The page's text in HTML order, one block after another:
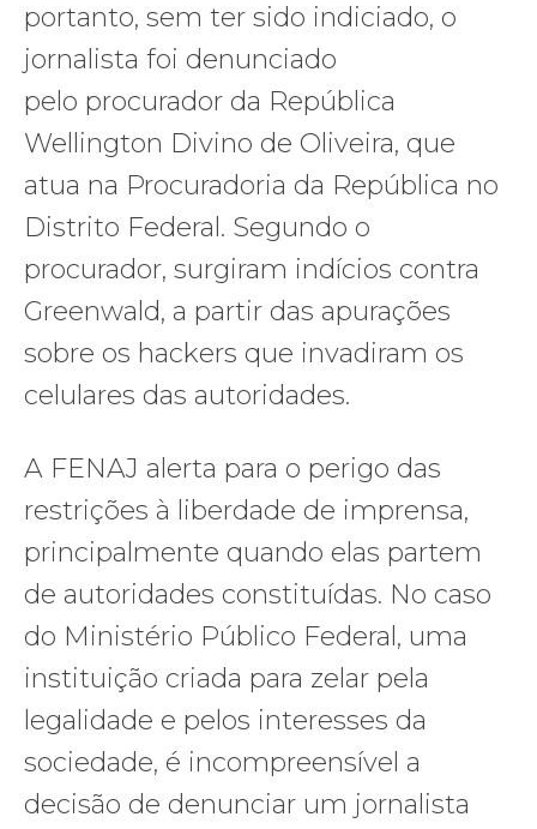
portanto, sem ter sido indiciado, o
jornalista foi denunciado
pelo procurador da República
Wellington Divino de Oliveira, que
atua na Procuradoria da República no
Distrito Federal. Segundo o
procurador, surgiram indícios contra
Greenwald, a partir das apurações
sobre os hackers que invadiram os
celulares das autoridades.
A FENAJ alerta para o perigo das
restrições à liberdade de imprensa,
principalmente quando elas partem
de autoridades constituídas. No caso
do Ministério Público Federal, uma
instituição criada para zelar pela
legalidade e pelos interesses da
sociedade, é incompreensível a
decisão de denunciar um jornalista